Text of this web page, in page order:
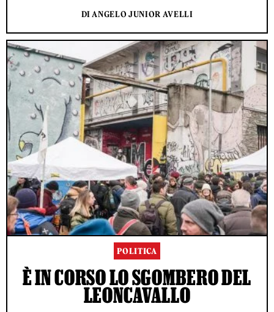
DI ANGELO JUNIOR AVELLI
POLITICA
È IN CORSO LO SGOMBERO DEL
LEONCAVALLO